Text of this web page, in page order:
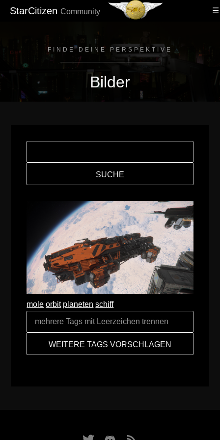
StarCitizen Community
FINDE DEINE PERSPEKTIVE
Bilder
mole orbit planeten schiff